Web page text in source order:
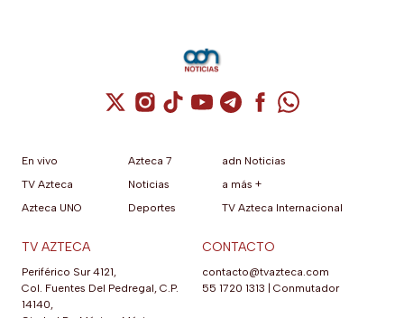
Cuenta de X / Twitter (se abre en una
Cuenta de Instagram (se abre en una
Cuenta de TikTok (se abre en
Cuenta de YouTube (se abre
Cuenta de Telegram (se
Cuenta de
Cuenta de
En vivo
TV Azteca
Azteca UNO
Azteca 7
Noticias
Deportes
adn Noticias
a más +
TV Azteca Internacional
TV AZTECA
Periférico Sur 4121,
Col. Fuentes Del Pedregal, C.P.
14140,
CONTACTO
contacto@tvazteca.com
55 1720 1313 | Conmutador